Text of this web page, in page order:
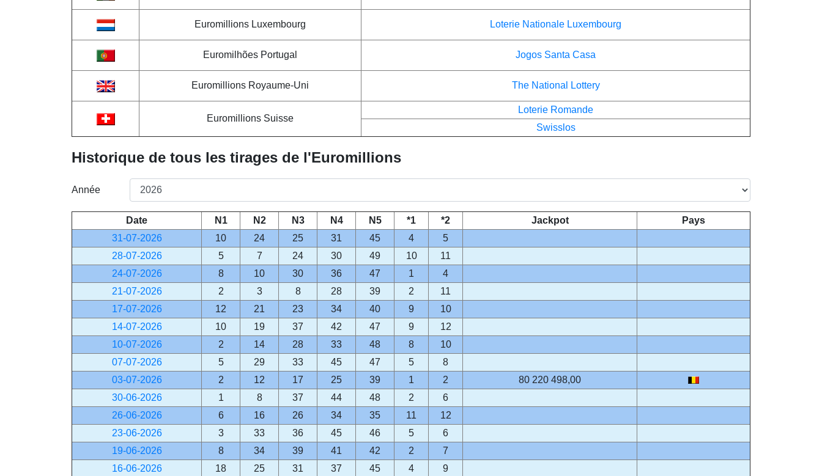
Euromillions Luxembourg Loterie Nationale Luxembourg
Euromilhões Portugal Jogos Santa Casa
Euromillions Royaume-Uni The National Lottery
Euromillions Suisse
Loterie Romande
Swisslos
Historique de tous les tirages de l'Euromillions
Année
Date N1 N2 N3 N4 N5 *1 *2 Jackpot
Pays
31-07-2026
10 24 25 31 45 4
5
28-07-2026
5 7 24 30 49 10
11
24-07-2026
8 10 30 36 47 1
4
21-07-2026
2 3 8 28 39 2
11
17-07-2026
12 21 23 34 40 9
10
14-07-2026
10 19 37 42 47 9
12
10-07-2026
2 14 28 33 48 8
10
07-07-2026
5 29 33 45 47 5
8
03-07-2026
2 12 17 25 39 1 2
80 220 498,00
30-06-2026
1 8 37 44 48 2
6
26-06-2026
6 16 26 34 35 11
12
23-06-2026
3 33 36 45 46 5
6
19-06-2026
8 34 39 41 42 2
7
16-06-2026
18 25 31 37 45 4
9